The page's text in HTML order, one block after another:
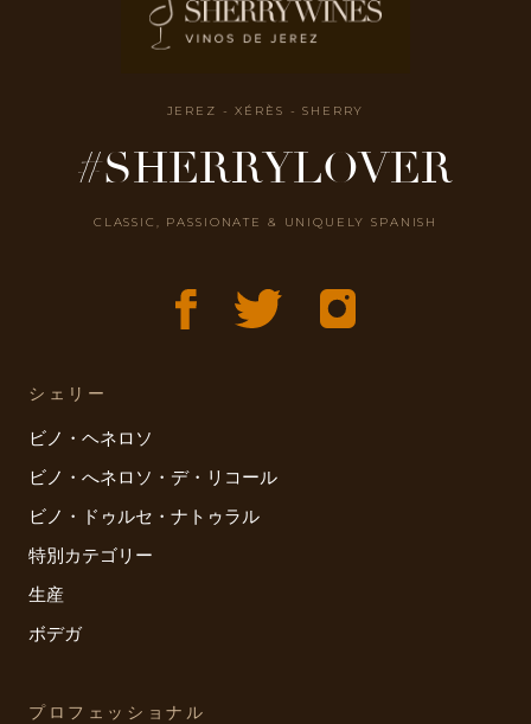
JEREZ - XÉRÈS - SHERRY
#SHERRYLOVER
CLASSIC, PASSIONATE & UNIQUELY SPANISH
シェリー
ビノ・ヘネロソ
ビノ・へネロソ・デ・リコール
ビノ・ドゥルセ・ナトゥラル
特別カテゴリー
生産
ボデガ
プロフェッショナル